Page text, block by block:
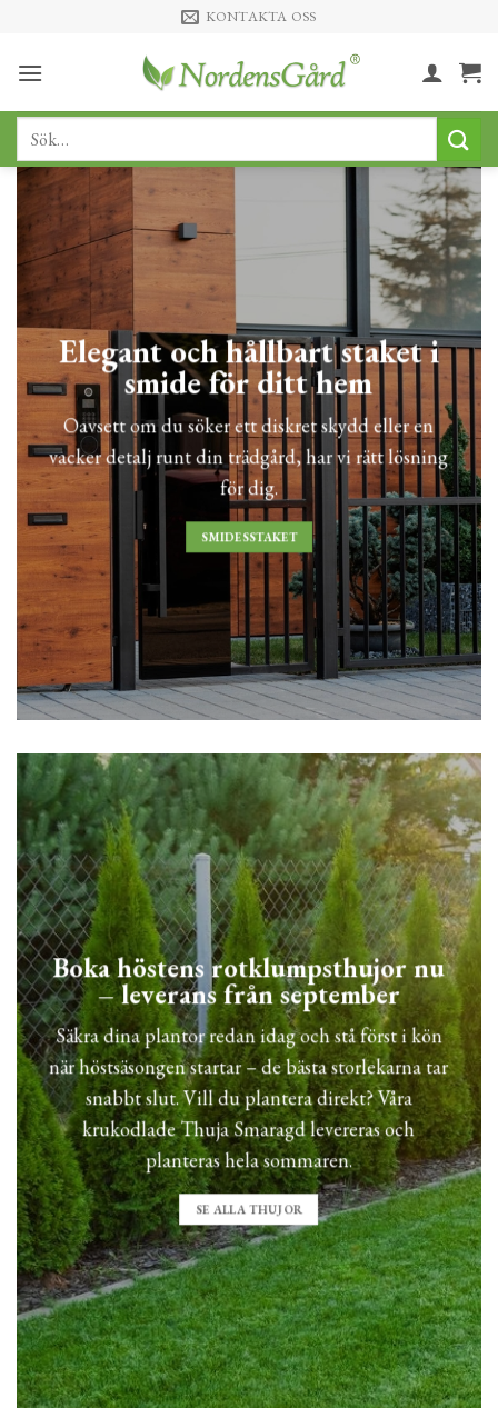
content
KONTAKTA OSS
Sök
Elegant och hållbart staket i
smide för ditt hem
Oavsett om du söker ett diskret skydd eller en
vacker detalj runt din trädgård, har vi rätt lösning
för dig.
SMIDESSTAKET
Boka höstens rotklumpsthujor nu
– leverans från september
Säkra dina plantor redan idag och stå först i kön
när höstsäsongen startar – de bästa storlekarna tar
snabbt slut. Vill du plantera direkt? Våra
krukodlade Thuja Smaragd levereras och
planteras hela sommaren.
SE ALLA THUJOR